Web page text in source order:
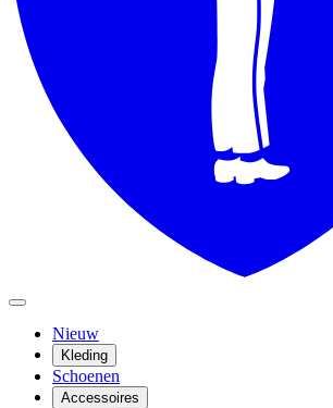
Nieuw
Kleding
Schoenen
Accessoires